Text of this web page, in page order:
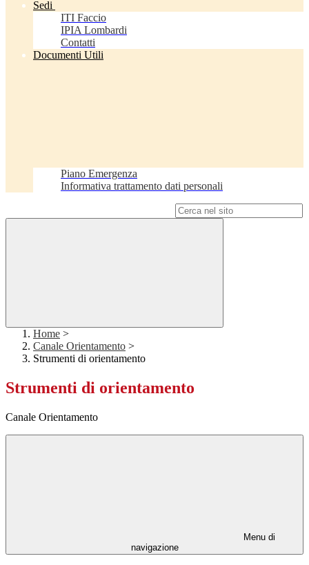
Sedi
ITI Faccio
IPIA Lombardi
Contatti
Documenti Utili
Piano Emergenza
Informativa trattamento dati personali
Home >
Canale Orientamento >
Strumenti di orientamento
Strumenti di orientamento
Canale Orientamento
Menu di
navigazione